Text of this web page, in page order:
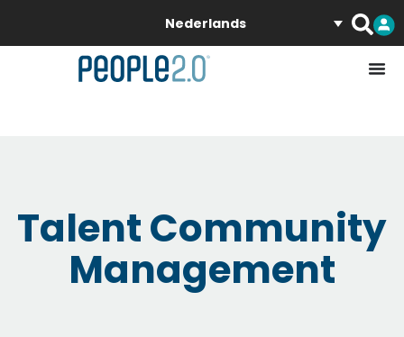
Nederlands
Talent Community
Management